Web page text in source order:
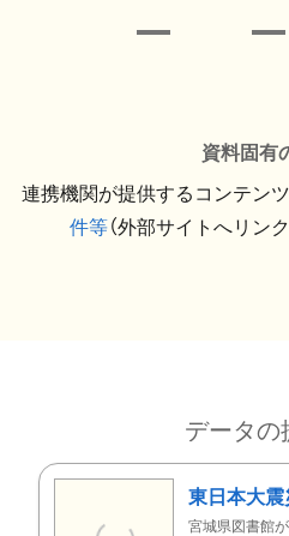
資料固有
連携機関が提供するコンテンツ
件等（外部サイトへリン
データの
東日本大
宮城県図書館